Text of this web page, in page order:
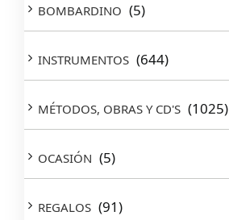
BOMBARDINO (5)
INSTRUMENTOS (644)
MÉTODOS, OBRAS Y CD'S (1025)
OCASIÓN (5)
REGALOS (91)